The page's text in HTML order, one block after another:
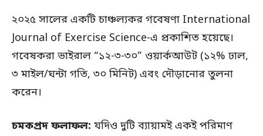
২০২৫ সালের একটি চাঞ্চল্যকর গবেষণা International
Journal of Exercise Science-এ প্রকাশিত হয়েছে।
গবেষকরা ভাইরাল “১২-৩-৩০” ওয়ার্কআউট (১২% ঢাল,
৩ মাইল/ঘন্টা গতি, ৩০ মিনিট) এবং দৌড়ানোর তুলনা
করেন।
চমকপ্রদ ফলাফল: যদিও দুটি ব্যায়ামই একই পরিমাণ